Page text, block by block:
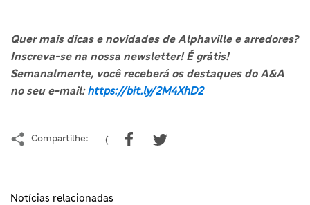
Quer mais dicas e novidades de Alphaville e arredores?
Inscreva-se na nossa newsletter! É grátis!
Semanalmente, você receberá os destaques do A&A
no seu e-mail:https://bit.ly/2M4XhD2
Compartilhe: (
Notícias relacionadas